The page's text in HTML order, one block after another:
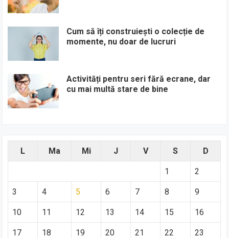
Cum să îți construiești o colecție de
momente, nu doar de lucruri
Activități pentru seri fără ecrane, dar
cu mai multă stare de bine
L Ma Mi J V S D
1 2
3 4 5 6 7 8 9
10 11 12 13 14 15 16
17 18 19 20 21 22 23